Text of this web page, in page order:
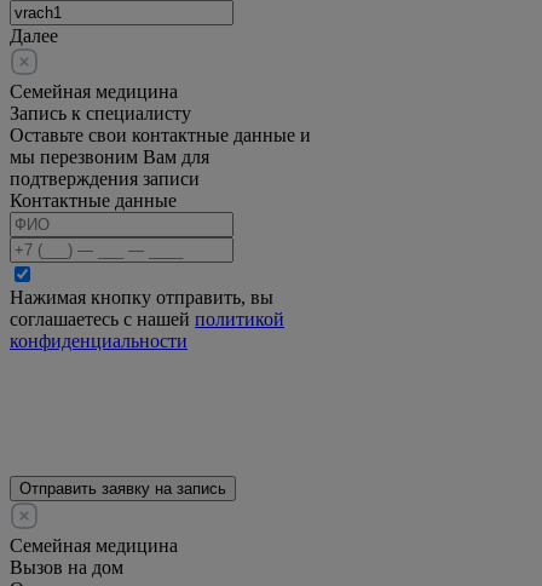
Далее
Семейная медицина
Запись к специалисту
Оставьте свои контактные данные и
мы перезвоним Вам для
подтверждения записи
Контактные данные
Нажимая кнопку отправить, вы
соглашаетесь с нашей политикой
конфиденциальности
Отправить заявку на запись
Семейная медицина
Вызов на дом